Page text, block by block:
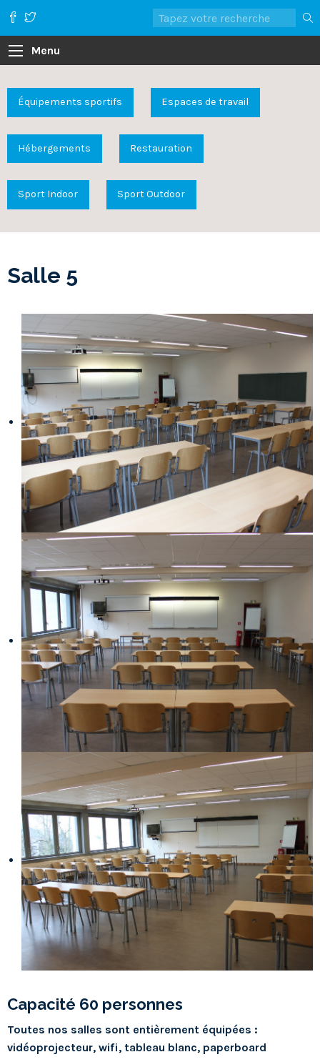
Menu
Équipements sportifs Espaces de travail
Hébergements Restauration
Sport Indoor Sport Outdoor
Salle 5
Capacité 60 personnes
Toutes nos salles sont entièrement équipées :
vidéoprojecteur, wifi, tableau blanc, paperboard